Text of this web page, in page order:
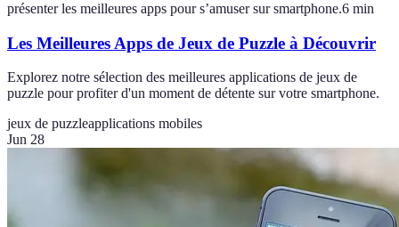
présenter les meilleures apps pour s’amuser sur smartphone.6 min
Les Meilleures Apps de Jeux de Puzzle à Découvrir
Explorez notre sélection des meilleures applications de jeux de
puzzle pour profiter d'un moment de détente sur votre smartphone.
jeux de puzzleapplications mobiles
Jun 28